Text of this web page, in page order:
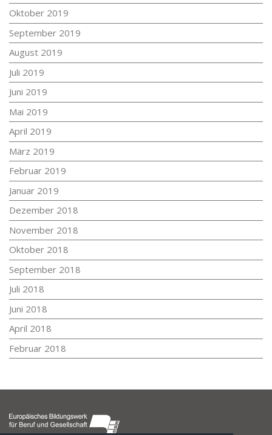
Oktober 2019
September 2019
August 2019
Juli 2019
Juni 2019
Mai 2019
April 2019
März 2019
Februar 2019
Januar 2019
Dezember 2018
November 2018
Oktober 2018
September 2018
Juli 2018
Juni 2018
April 2018
Februar 2018